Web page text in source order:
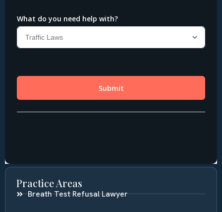
Practice Areas
Breath Test Refusal Lawyer